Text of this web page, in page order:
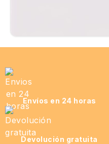
Envíos en 24 horas
Devolución gratuita